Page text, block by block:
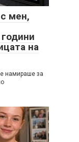
мен,
на
намираше за